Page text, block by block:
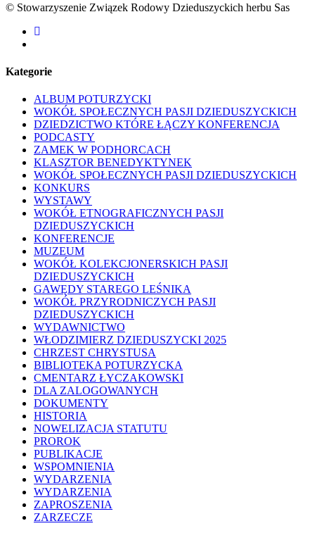
© Stowarzyszenie Związek Rodowy Dzieduszyckich herbu Sas
facebook
Kategorie
ALBUM POTURZYCKI
WOKÓŁ SPOŁECZNYCH PASJI DZIEDUSZYCKICH
DZIEDZICTWO KTÓRE ŁĄCZY KONFERENCJA
PODCASTY
ZAMEK W PODHORCACH
KLASZTOR BENEDYKTYNEK
WOKÓŁ SPOŁECZNYCH PASJI DZIEDUSZYCKICH
KONKURS
WYSTAWY
WOKÓŁ ETNOGRAFICZNYCH PASJI
DZIEDUSZYCKICH
KONFERENCJE
MUZEUM
WOKÓŁ KOLEKCJONERSKICH PASJI
DZIEDUSZYCKICH
GAWĘDY STAREGO LEŚNIKA
WOKÓŁ PRZYRODNICZYCH PASJI
DZIEDUSZYCKICH
WYDAWNICTWO
WŁODZIMIERZ DZIEDUSZYCKI 2025
CHRZEST CHRYSTUSA
BIBLIOTEKA POTURZYCKA
CMENTARZ ŁYCZAKOWSKI
DLA ZALOGOWANYCH
DOKUMENTY
HISTORIA
NOWELIZACJA STATUTU
PROROK
PUBLIKACJE
WSPOMNIENIA
WYDARZENIA
WYDARZENIA
ZAPROSZENIA
ZARZECZE